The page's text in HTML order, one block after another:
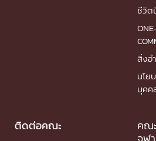
ชีวิต
สิ่งอ
นโย
บุคค
ติดต่อคณะ
คณ